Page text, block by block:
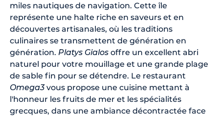
miles nautiques de navigation. Cette île
représente une halte riche en saveurs et en
découvertes artisanales, où les traditions
culinaires se transmettent de génération en
génération. Platys Gialos offre un excellent abri
naturel pour votre mouillage et une grande plage
de sable fin pour se détendre. Le restaurant
Omega3vous propose une cuisine mettant à
l'honneur les fruits de mer et les spécialités
grecques, dans une ambiance décontractée face